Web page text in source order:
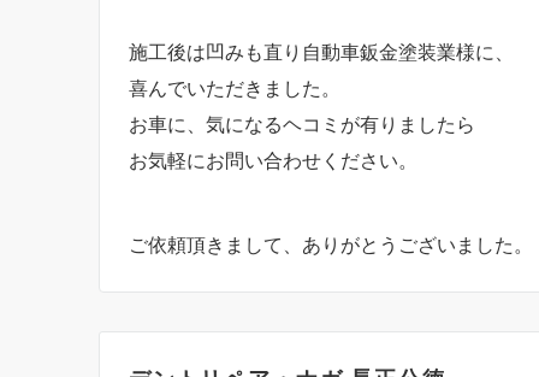
施工後は凹みも直り自動車鈑金塗装業様に、
喜んでいただきました。
お車に、気になるヘコミが有りましたら
お気軽にお問い合わせください。
ご依頼頂きまして、ありがとうございました。